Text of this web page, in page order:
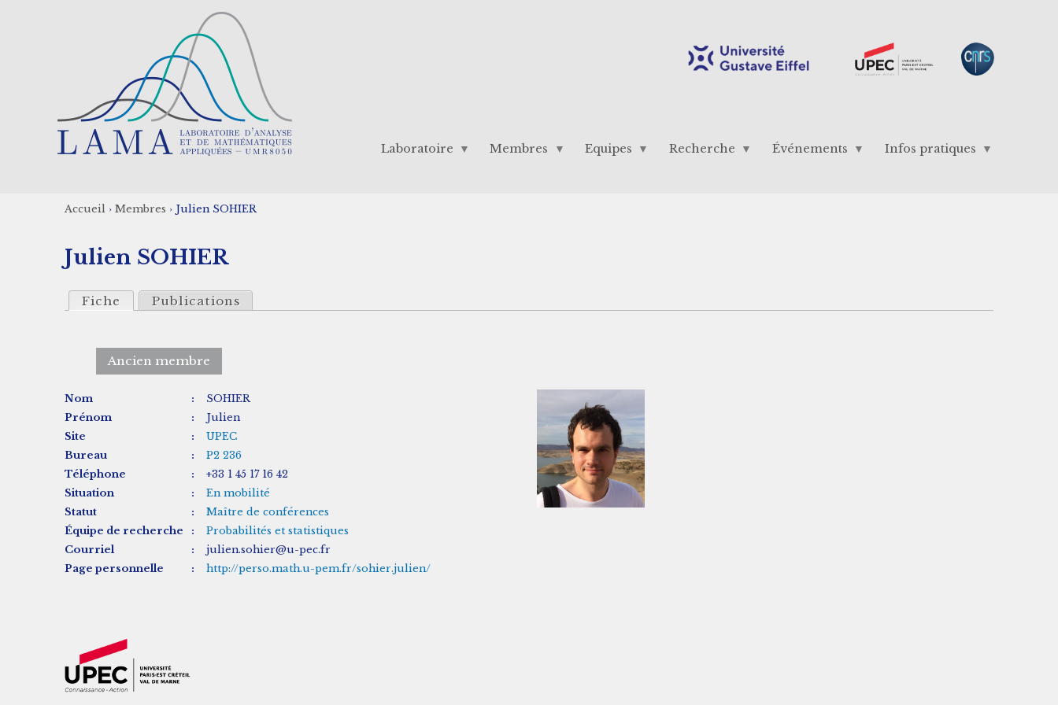
Laboratoire Membres Equipes Recherche Événements Infos pratiques
d'Ariane
Accueil › Membres › Julien SOHIER
Julien SOHIER
Fiche Publications
Ancien membre
Nom :
SOHIER
Prénom
:
Julien
Site
:
UPEC
Bureau
:
P2 236
Téléphone
:
+33 1 45 17 16 42
Situation
:
En mobilité
Statut
:
Maître de conférences
Équipe de recherche
:
Probabilités et statistiques
Courriel
:
julien.sohier@u-pec.fr
Page personnelle
: http://perso.math.u-pem.fr/sohier.julien/